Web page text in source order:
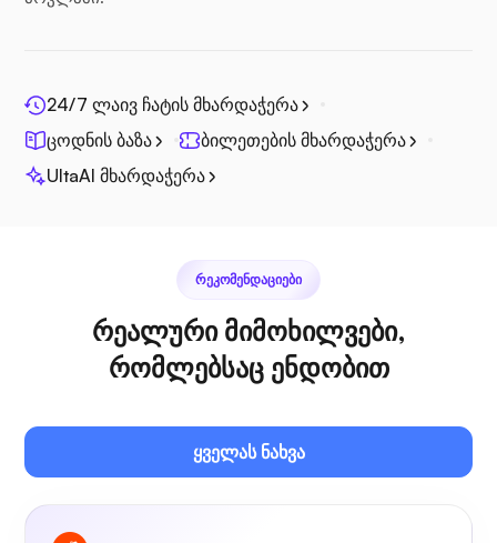
პლექსი
საკუთარი ტრანსლაცია
24/7 ლაივ ჩატის მხარდაჭერა
ცოდნის ბაზა
ბილეთების მხარდაჭერა
UltaAI მხარდაჭერა
ᲠᲔᲙᲝᲛᲔᲜᲓᲐᲪᲘᲔᲑᲘ
რეალური მიმოხილვები,
რომლებსაც ენდობით
ყველას ნახვა